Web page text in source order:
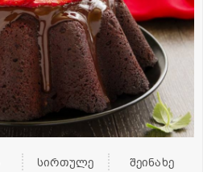
სირთულე შეინახე